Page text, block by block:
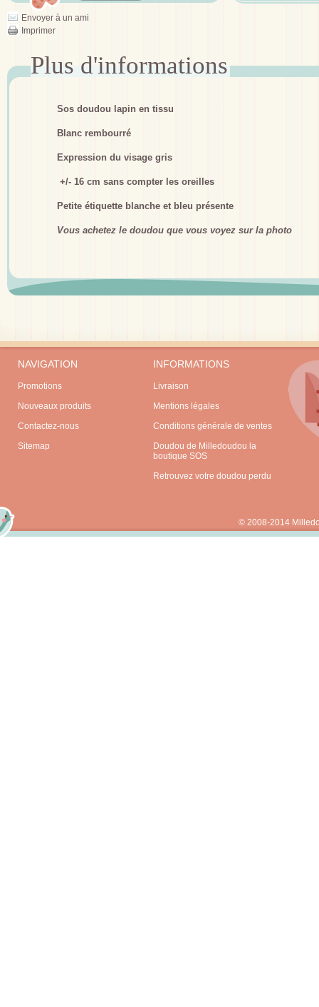
Envoyer à un ami
Imprimer
Sos doudou lapin en tissu
Blanc rembourré
Expression du visage gris
+/- 16 cm sans compter les oreilles
Petite étiquette blanche et bleu présente
Vous achetez le doudou que vous voyez sur la photo
NAVIGATION
Promotions
Nouveaux produits
Contactez-nous
Sitemap
INFORMATIONS
Livraison
Mentions légales
Conditions générale de ventes
Doudou de Milledoudou la
boutique SOS
Retrouvez votre doudou perdu
© 2008-2014